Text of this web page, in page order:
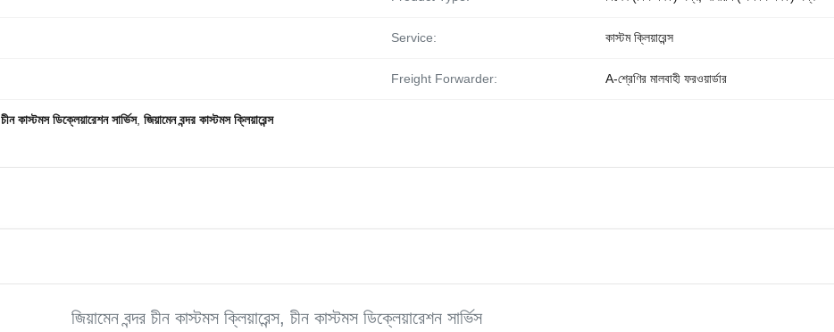
Service: কাস্টম ক্লিয়ারেন্স
Freight Forwarder: A-শ্রেণির মালবাহী ফরওয়ার্ডার
চীন কাস্টমস ডিক্লেয়ারেশন সার্ভিস, জিয়ামেন বন্দর কাস্টমস ক্লিয়ারেন্স
জিয়ামেন বন্দর চীন কাস্টমস ক্লিয়ারেন্স, চীন কাস্টমস ডিক্লেয়ারেশন সার্ভিস